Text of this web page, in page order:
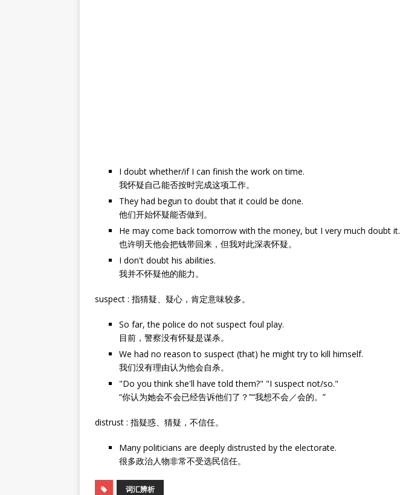
I doubt whether/if I can finish the work on time.
我怀疑自己能否按时完成这项工作。
They had begun to doubt that it could be done.
他们开始怀疑能否做到。
He may come back tomorrow with the money, but I very much doubt it.
也许明天他会把钱带回来，但我对此深表怀疑。
I don't doubt his abilities.
我并不怀疑他的能力。
suspect : 指猜疑、疑心，肯定意味较多。
So far, the police do not suspect foul play.
目前，警察没有怀疑是谋杀。
We had no reason to suspect (that) he might try to kill himself.
我们没有理由认为他会自杀。
"Do you think she'll have told them?" "I suspect not/so."
“你认为她会不会已经告诉他们了？”“我想不会／会的。”
distrust : 指疑惑、猜疑，不信任。
Many politicians are deeply distrusted by the electorate.
很多政治人物非常不受选民信任。
词汇辨析